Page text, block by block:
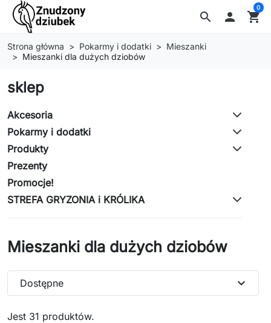
search  shopping_cart
0
Strona główna Pokarmy i dodatki
Mieszanki
Mieszanki dla dużych dziobów
sklep
Akcesoria
Pokarmy i dodatki
Produkty
Prezenty
Promocje!
STREFA GRYZONIA i KRÓLIKA
Mieszanki dla dużych dziobów
Jest 31 produktów.
Dostępne expand_more